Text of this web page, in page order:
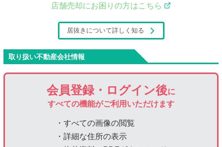
店舗売却にお困りの方はこちら
居抜きについて詳しく知る
取り扱い不動産会社情報
会員登録・ログイン後に
すべての機能がご利用いただけます
・すべての画像の閲覧
・詳細な住所の表示